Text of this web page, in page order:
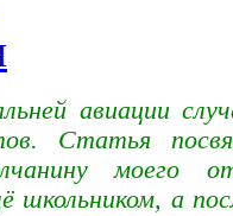
авиации
Статья
моего
школьником, а